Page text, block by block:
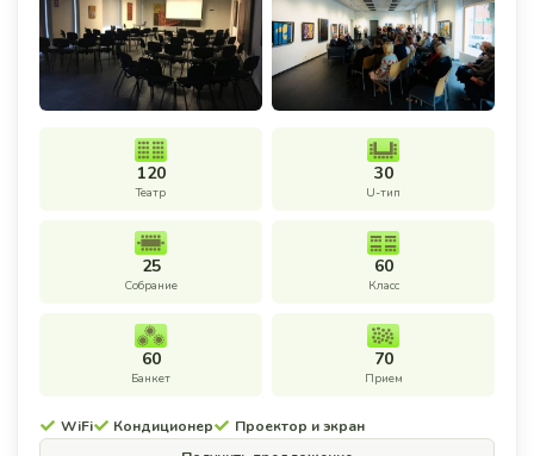
120
Театр
30
U-тип
25
Собрание
60
Класс
60
Банкет
70
Прием
WiFi Кондиционер
Проектор и экран